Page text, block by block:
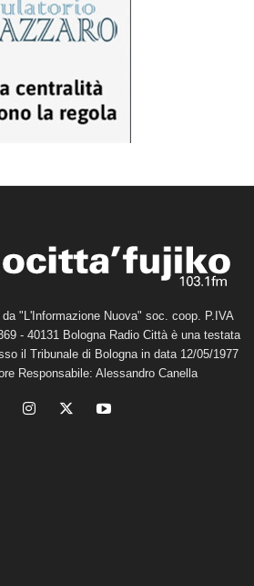
"L'Informazione Nuova" soc. coop. P.IVA
- 40131 Bologna Radio Città è una testata
il Tribunale di Bologna in data 12/05/1977
Responsabile: Alessandro Canella